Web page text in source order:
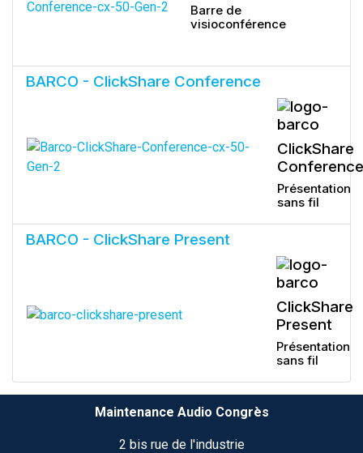
Barre de
visioconférence
BARCO - ClickShare Conference
ClickShare
Conference
Présentation
sans fil
BARCO - ClickShare Present
ClickShare
Present
Présentation
sans fil
Maintenance Audio Congrès
2 bis rue de l'industrie